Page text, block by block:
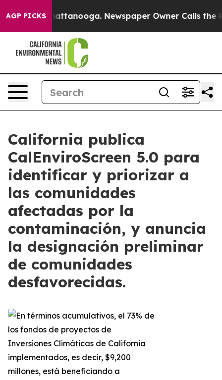
AGP PICKS
in Chattanooga. Newspaper Owner Calls the
California publica
CalEnviroScreen 5.0 para
identificar y priorizar a
las comunidades
afectadas por la
contaminación, y anuncia
la designación preliminar
de comunidades
desfavorecidas.